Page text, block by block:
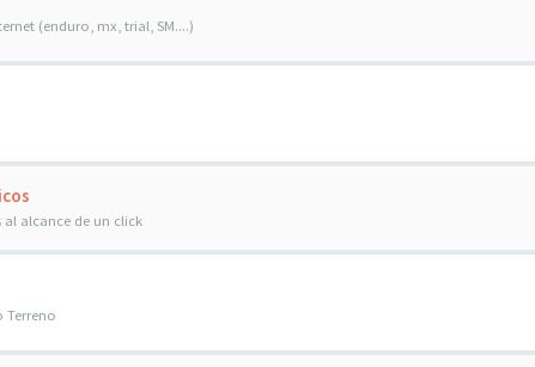
(enduro, mx, trial, SM....)
alcance de un click
Terreno